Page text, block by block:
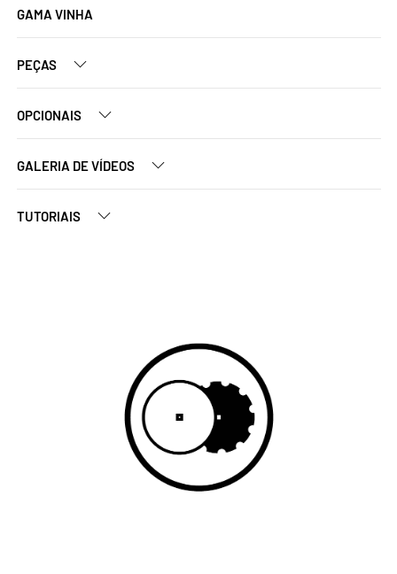
GAMA VINHA
PEÇAS
OPCIONAIS
GALERIA DE VÍDEOS
TUTORIAIS